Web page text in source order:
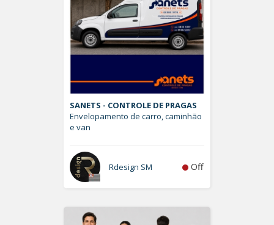
SANETS - CONTROLE DE PRAGAS
Envelopamento de carro, caminhão
e van
Rdesign SM Off